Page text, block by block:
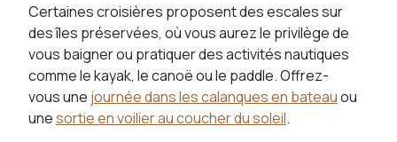
Certaines croisières proposent des escales sur
des îles préservées, où vous aurez le privilège de
vous baigner ou pratiquer des activités nautiques
comme le kayak, le canoë ou le paddle. Offrez-
vous une journée dans les calanques en bateauou
unesortie en voilier au coucher du soleil.